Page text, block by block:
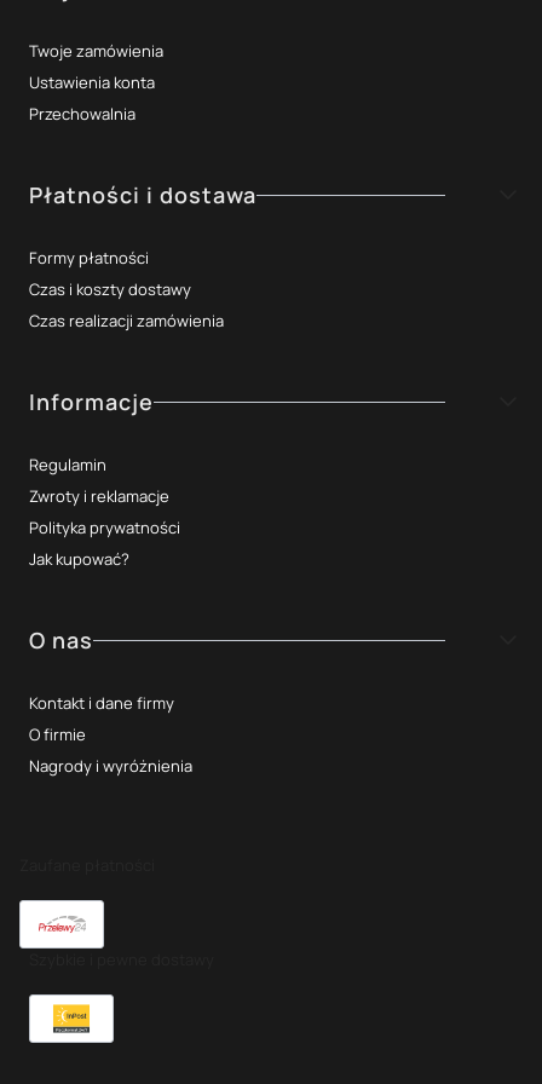
Twoje zamówienia
Ustawienia konta
Przechowalnia
Płatności i dostawa
Formy płatności
Czas i koszty dostawy
Czas realizacji zamówienia
Informacje
Regulamin
Zwroty i reklamacje
Polityka prywatności
Jak kupować?
O nas
Kontakt i dane firmy
O firmie
Nagrody i wyróżnienia